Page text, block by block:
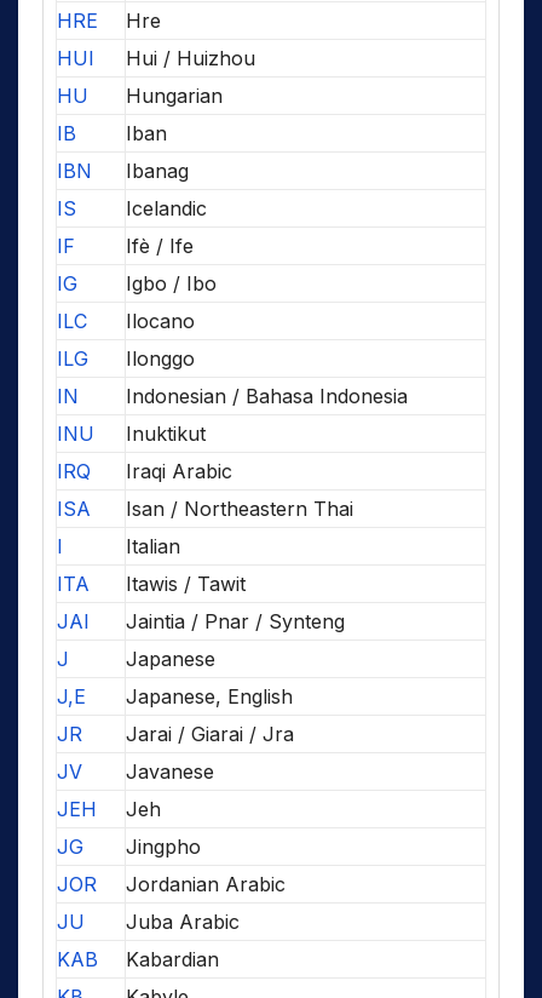
HRE
Hre
HUI
Hui / Huizhou
HU
Hungarian
IB
Iban
IBN
Ibanag
IS
Icelandic
IF
Ifè / Ife
IG
Igbo / Ibo
ILC
Ilocano
ILG
Ilonggo
IN
Indonesian / Bahasa Indonesia
INU
Inuktikut
IRQ
Iraqi Arabic
ISA
Isan / Northeastern Thai
I
Italian
ITA
Itawis / Tawit
JAI
Jaintia / Pnar / Synteng
J
Japanese
J,E
Japanese, English
JR
Jarai / Giarai / Jra
JV
Javanese
JEH
Jeh
JG
Jingpho
JOR
Jordanian Arabic
JU
Juba Arabic
KAB
Kabardian